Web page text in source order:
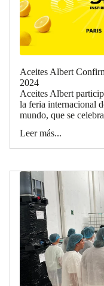
Aceites Albert
2024
Aceites Albert
la feria internacional
mundo, que se
Leer más...